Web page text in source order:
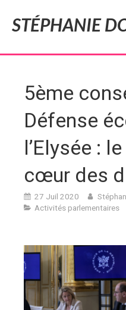
STÉPHANIE
5ème
Défense
l’Elysée :
cœur des
27 Juil 2020
Activités parlementaires